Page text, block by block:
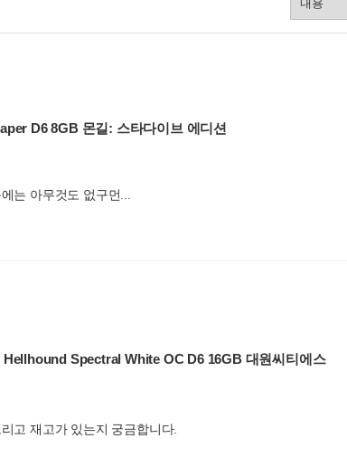
D6 8GB 몬길: 스타다이브 에디션
는 아무것도 없구먼...
Spectral White OC D6 16GB 대원씨티에스
고 재고가 있는지 궁금합니다.